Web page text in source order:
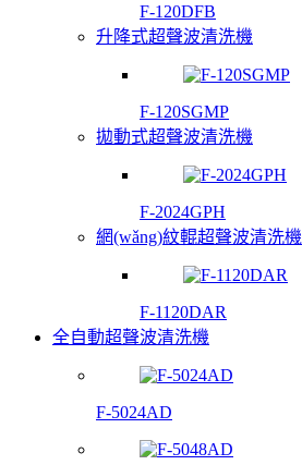
F-120DFB
升降式超聲波清洗機
F-120SGMP
拋動式超聲波清洗機
F-2024GPH
網(wǎng)紋輥超聲波清洗機
F-1120DAR
全自動超聲波清洗機
F-5024AD